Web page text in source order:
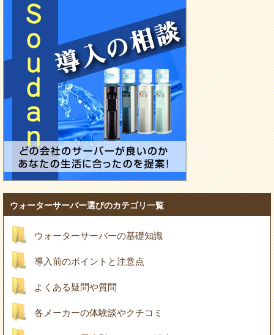
ウォーターサーバー選びのカテゴリ一覧
ウォーターサーバーの基礎知識
導入前のポイントと注意点
よくある疑問や質問
各メーカーの体験談やクチコミ